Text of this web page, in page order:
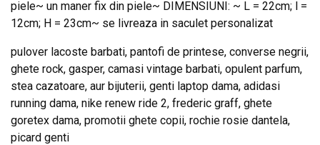
piele~ un maner fix din piele~ DIMENSIUNI: ~ L = 22cm; l =
12cm; H = 23cm~ se livreaza in saculet personalizat
pulover lacoste barbati, pantofi de printese, converse negrii,
ghete rock, gasper, camasi vintage barbati, opulent parfum,
stea cazatoare, aur bijuterii, genti laptop dama, adidasi
running dama, nike renew ride 2, frederic graff, ghete
goretex dama, promotii ghete copii, rochie rosie dantela,
picard genti